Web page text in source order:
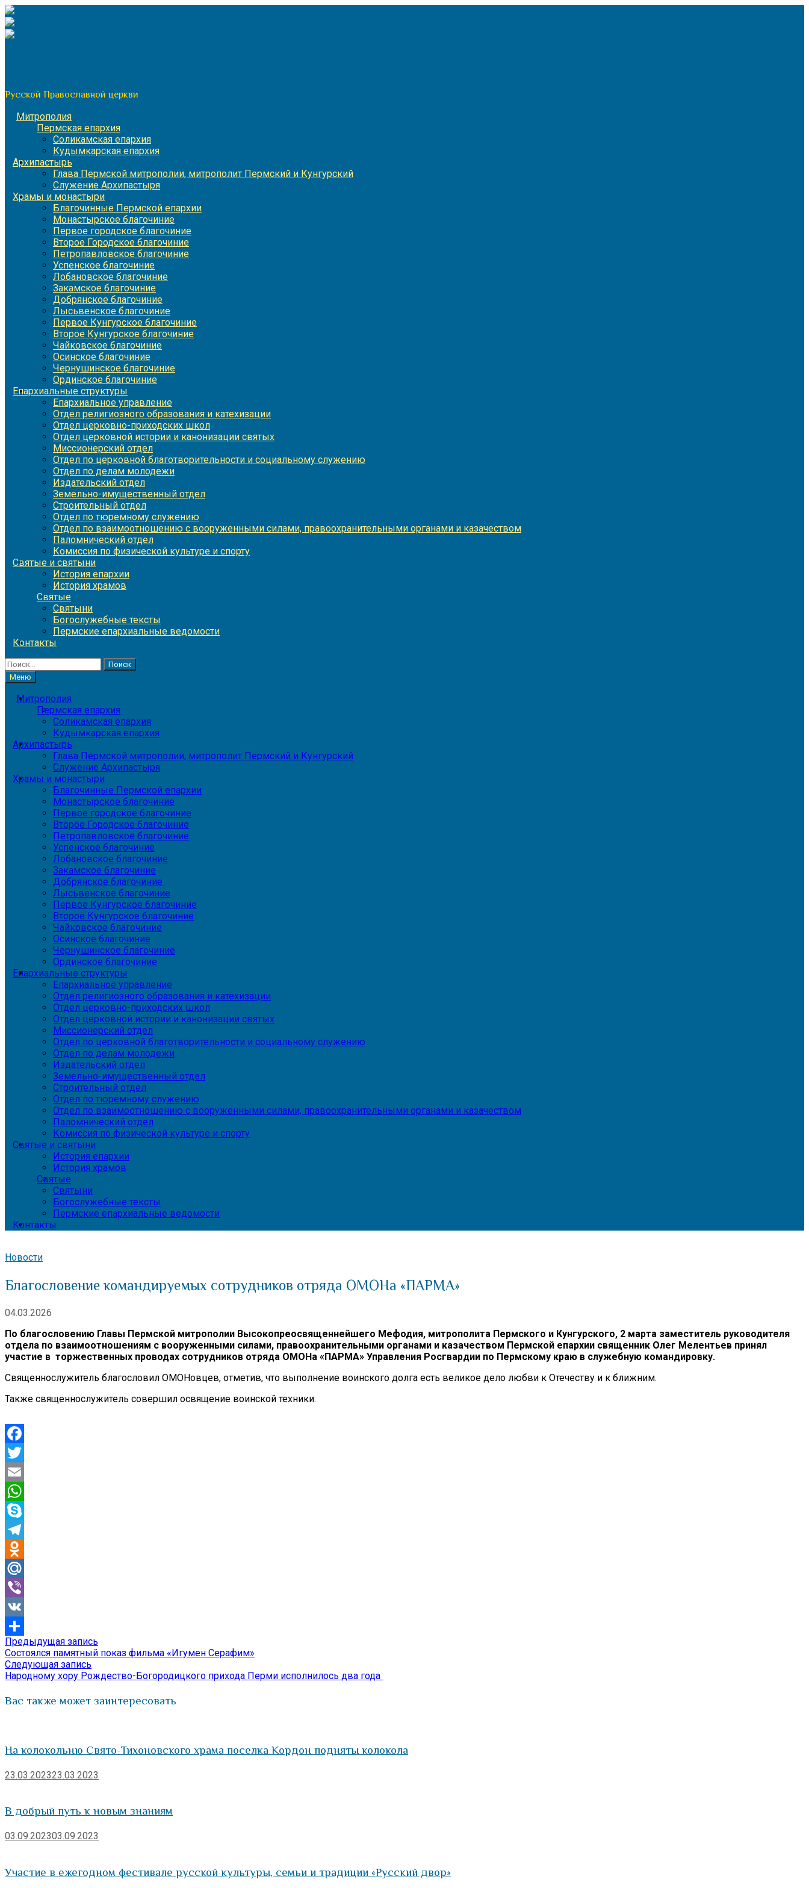
Перейти
к
содержимому
Русской Православной церкви
Митрополия
Пермская епархия
Соликамская епархия
Кудымкарская епархия
Архипастырь
Глава Пермской митрополии, митрополит Пермский и Кунгурский
Служение Архипастыря
Храмы и монастыри
Благочинные Пермской епархии
Монастырское благочиние
Первое городское благочиние
Второе Городское благочиние
Петропавловское благочиние
Успенское благочиние
Лобановское благочиние
Закамское благочиние
Добрянское благочиние
Лысьвенское благочиние
Первое Кунгурское благочиние
Второе Кунгурское благочиние
Чайковское благочиние
Осинское благочиние
Чернушинское благочиние
Ординское благочиние
Епархиальные структуры
Епархиальное управление
Отдел религиозного образования и катехизации
Отдел церковно-приходских школ
Отдел церковной истории и канонизации святых
Миссионерский отдел
Отдел по церковной благотворительности и социальному служению
Отдел по делам молодежи
Издательский отдел
Земельно-имущественный отдел
Строительный отдел
Отдел по тюремному служению
Отдел по взаимоотношению с вооруженными силами, правоохранительными органами и казачеством
Паломнический отдел
Комиссия по физической культуре и спорту
Святые и святыни
История епархии
История храмов
Святые
Святыни
Богослужебные тексты
Пермские епархиальные ведомости
Контакты
Найти:
Меню
Митрополия
Пермская епархия
Соликамская епархия
Кудымкарская епархия
Архипастырь
Глава Пермской митрополии, митрополит Пермский и Кунгурский
Служение Архипастыря
Храмы и монастыри
Благочинные Пермской епархии
Монастырское благочиние
Первое городское благочиние
Второе Городское благочиние
Петропавловское благочиние
Успенское благочиние
Лобановское благочиние
Закамское благочиние
Добрянское благочиние
Лысьвенское благочиние
Первое Кунгурское благочиние
Второе Кунгурское благочиние
Чайковское благочиние
Осинское благочиние
Чернушинское благочиние
Ординское благочиние
Епархиальные структуры
Епархиальное управление
Отдел религиозного образования и катехизации
Отдел церковно-приходских школ
Отдел церковной истории и канонизации святых
Миссионерский отдел
Отдел по церковной благотворительности и социальному служению
Отдел по делам молодежи
Издательский отдел
Земельно-имущественный отдел
Строительный отдел
Отдел по тюремному служению
Отдел по взаимоотношению с вооруженными силами, правоохранительными органами и казачеством
Паломнический отдел
Комиссия по физической культуре и спорту
Святые и святыни
История епархии
История храмов
Святые
Святыни
Богослужебные тексты
Пермские епархиальные ведомости
Контакты
Новости
Благословение командируемых сотрудников отряда ОМОНа «ПАРМА»
04.03.2026
По благословению Главы Пермской митрополии Высокопреосвященнейшего Мефодия, митрополита Пермского и Кунгурского, 2 марта заместитель руководителя
отдела по взаимоотношениям с вооруженными силами, правоохранительными органами и казачеством Пермской епархии священник Олег Мелентьев принял
участие в торжественных проводах сотрудников отряда ОМОНа «ПАРМА» Управления Росгвардии по Пермскому краю в служебную командировку.
Священнослужитель благословил ОМОНовцев, отметив, что выполнение воинского долга есть великое дело любви к Отечеству и к ближним.
Также священнослужитель совершил освящение воинской техники.
Facebook
Twitter
Email
WhatsApp
Skype
Telegram
Odnoklassniki
Mail.Ru
Viber
VK
Отправить
Навигация
по
записям
Предыдущая запись
запись:
Состоялся памятный показ фильма «Игумен Серафим»
Следующая запись
запись:
Народному хору Рождество-Богородицкого прихода Перми исполнилось два года
Вас также может заинтересовать
На колокольню Свято-Тихоновского храма поселка Кордон подняты колокола
23.03.202323.03.2023
В добрый путь к новым знаниям
03.09.202303.09.2023
Участие в ежегодном фестивале русской культуры, семьи и традиции «Русский двор»